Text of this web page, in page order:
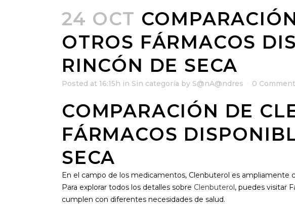
24 OCT
OTROS FÁRMACOS
RINCÓN DE SECA
Posted at 16:15h in Sin categoría by S@nA@ndres 0
COMPARACIÓN DE
FÁRMACOS
SECA
En el campo de los medicamentos, Clenbuterol es
Para explorar todos los detalles sobre Clenbuterol, puedes visitar
cumplen con diferentes necesidades de salud.